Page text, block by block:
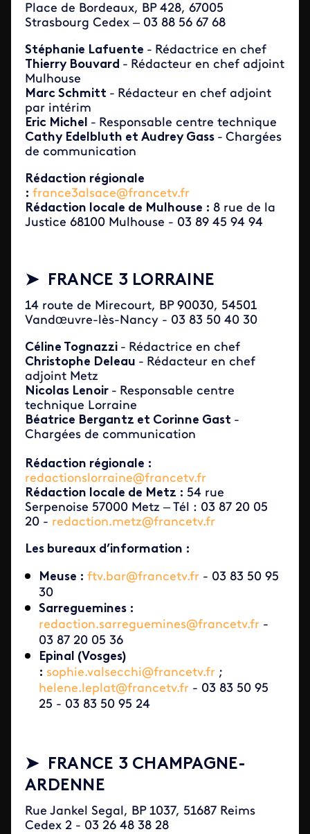
Place de Bordeaux, BP 428, 67005
Strasbourg Cedex – 03 88 56 67 68
Stéphanie Lafuente - Rédactrice en chef
Thierry Bouvard - Rédacteur en chef adjoint
Mulhouse
Marc Schmitt - Rédacteur en chef adjoint
par intérim
Eric Michel - Responsable centre technique
Cathy Edelbluth et Audrey Gass - Chargées
de communication
Rédaction régionale
: france3alsace@francetv.fr
Rédaction locale de Mulhouse : 8 rue de la
Justice 68100 Mulhouse - 03 89 45 94 94
➤ FRANCE 3 LORRAINE
14 route de Mirecourt, BP 90030, 54501
Vandœuvre-lès-Nancy - 03 83 50 40 30
Céline Tognazzi - Rédactrice en chef
Christophe Deleau - Rédacteur en chef
adjoint Metz
Nicolas Lenoir - Responsable centre
technique Lorraine
Béatrice Bergantz et Corinne Gast -
Chargées de communication
Rédaction régionale :
redactionslorraine@francetv.fr
Rédaction locale de Metz : 54 rue
Serpenoise 57000 Metz – Tél : 03 87 20 05
20 - redaction.metz@francetv.fr
Les bureaux d’information :
Meuse : ftv.bar@francetv.fr - 03 83 50 95
30
Sarreguemines :
redaction.sarreguemines@francetv.fr -
03 87 20 05 36
Epinal (Vosges)
: sophie.valsecchi@francetv.fr ;
helene.leplat@francetv.fr - 03 83 50 95
25 - 03 83 50 95 24
➤ FRANCE 3 CHAMPAGNE-
ARDENNE
Rue Jankel Segal, BP 1037, 51687 Reims
Cedex 2 - 03 26 48 38 28